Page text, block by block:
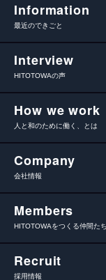
Information
最近のできごと
Interview
HITOTOWAの声
How we work
人と和のために働く、とは
Company
会社情報
Members
HITOTOWAをつくる仲間たち
Recruit
採用情報